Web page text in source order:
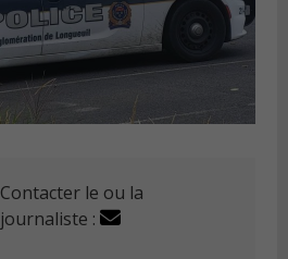
Contacter le ou la
journaliste :